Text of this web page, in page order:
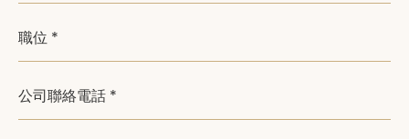
職位 *
公司聯絡電話 *